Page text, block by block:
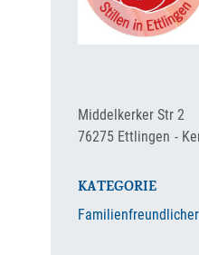
Middelkerker Str 2
76275 Ettlingen
KATEGORIE